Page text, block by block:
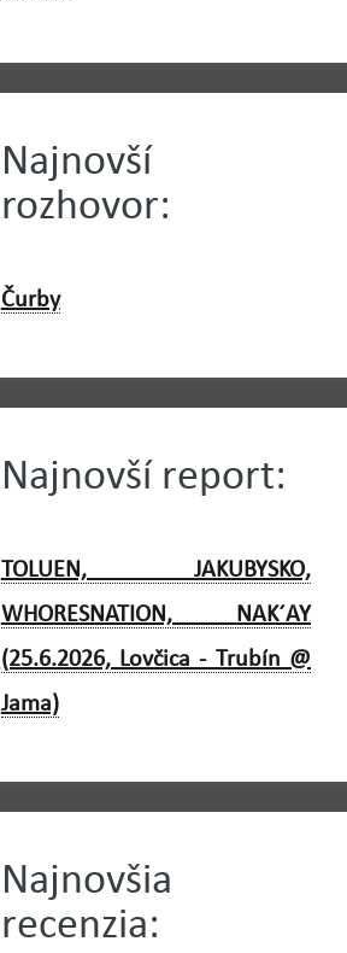
Najnovší
rozhovor:
Čurby
Najnovší report:
TOLUEN, JAKUBYSKO,
WHORESNATION, NAK´AY
(25.6.2026, Lovčica - Trubín @
Jama)
Najnovšia
recenzia: